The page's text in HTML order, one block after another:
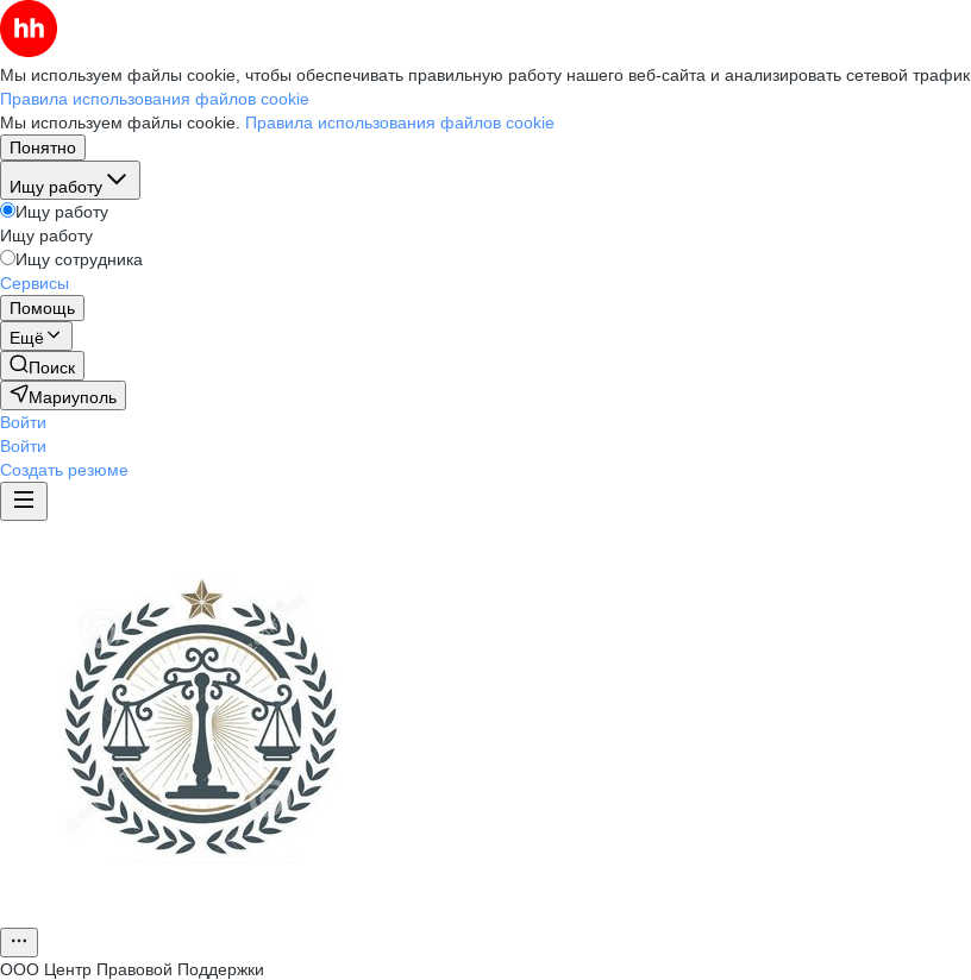
Мы используем файлы cookie, чтобы обеспечивать правильную работу нашего веб-сайта и анализировать сетевой трафик.
Правила использования файлов cookie
Мы используем файлы cookie. Правила использования файлов cookie
Понятно
Ищу работу
Ищу работу
Ищу работу
Ищу сотрудника
Сервисы
Помощь
Ещё
Поиск
Мариуполь
Войти
Войти
Создать резюме
ООО Центр Правовой Поддержки